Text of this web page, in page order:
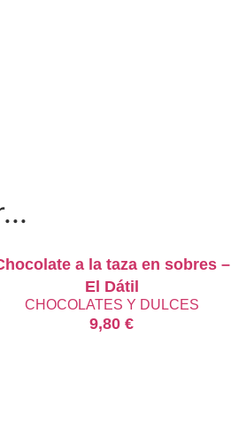
a la taza en sobres –
El Dátil
CHOCOLATES Y DULCES
9,80 €